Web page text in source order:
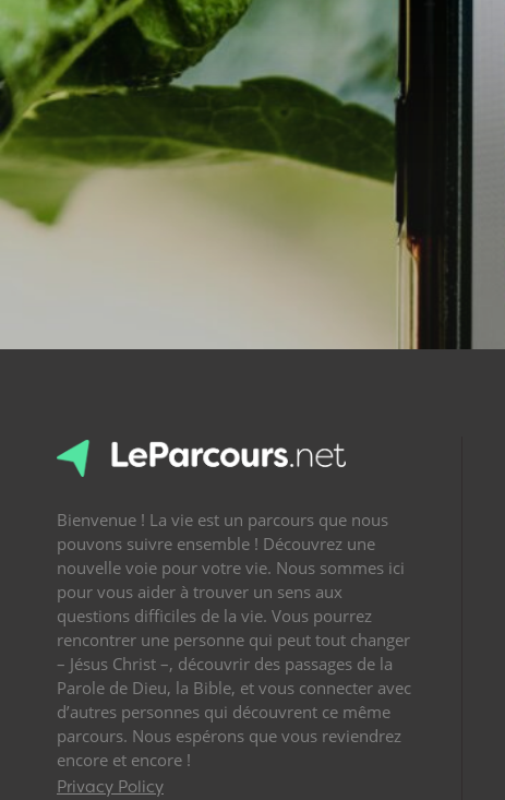
Bienvenue ! La vie est un parcours que nous
pouvons suivre ensemble ! Découvrez une
nouvelle voie pour votre vie. Nous sommes ici
pour vous aider à trouver un sens aux
questions difficiles de la vie. Vous pourrez
rencontrer une personne qui peut tout changer
– Jésus Christ –, découvrir des passages de la
Parole de Dieu, la Bible, et vous connecter avec
d’autres personnes qui découvrent ce même
parcours. Nous espérons que vous reviendrez
encore et encore !
Privacy Policy